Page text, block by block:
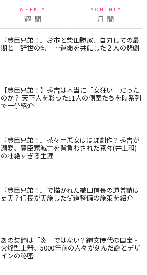
WEEKLY
週 間
MONTHLY
月 間
『豊臣兄弟！』お市と柴田勝家、自刃しての最
期と「辞世の句」…運命を共にした２人の悲劇
【豊臣兄弟！】秀吉は本当に「女狂い」だった
のか？ 天下人を彩った11人の側室たちを時系列
で一挙紹介
『豊臣兄弟！』茶々＝悪女はほぼ創作？秀吉が
溺愛、豊臣家滅亡を背負わされた茶々(井上和)
の壮絶すぎる生涯
『豊臣兄弟！』で描かれた織田信長の道普請は
史実？信長が実施した街道整備の施策を紹介
あの装飾は「炎」ではない？縄文時代の国宝・
火焔型土器、5000年前の人々が刻んだ謎とデザ
インの秘密